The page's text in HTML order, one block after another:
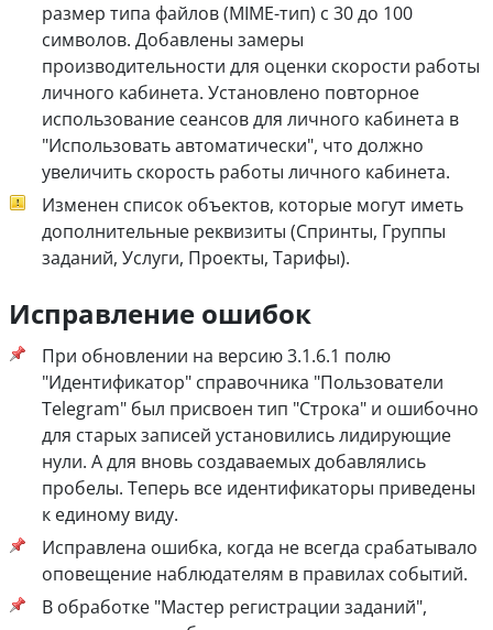
размер типа файлов (MIME-тип) с 30 до 100
символов. Добавлены замеры
производительности для оценки скорости работы
личного кабинета. Установлено повторное
использование сеансов для личного кабинета в
"Использовать автоматически", что должно
увеличить скорость работы личного кабинета.
Изменен список объектов, которые могут иметь
дополнительные реквизиты (Спринты, Группы
заданий, Услуги, Проекты, Тарифы).
Исправление ошибок
При обновлении на версию 3.1.6.1 полю
"Идентификатор" справочника "Пользователи
Telegram" был присвоен тип "Строка" и ошибочно
для старых записей установились лидирующие
нули. А для вновь создаваемых добавлялись
пробелы. Теперь все идентификаторы приведены
к единому виду.
Исправлена ошибка, когда не всегда срабатывало
оповещение наблюдателям в правилах событий.
В обработке "Мастер регистрации заданий",